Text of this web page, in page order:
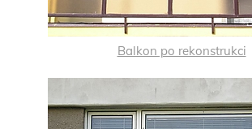
Balkon po rekonstrukci